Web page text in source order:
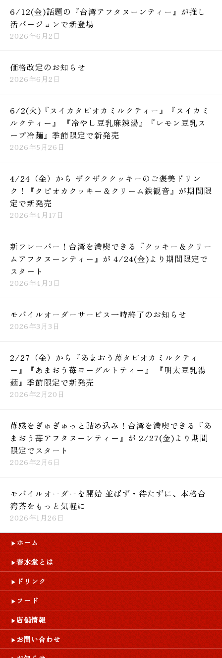
6/12(金)話題の『台湾アフタヌーンティー』が推し
活バージョンで新登場
2026年6月2日
価格改定のお知らせ
2026年6月2日
6/2(火)『スイカタピオカミルクティー』『スイカミ
ルクティー』 『冷やし豆乳麻辣湯』『レモン豆乳ス
ープ冷麺』季節限定で新発売
2026年5月26日
4/24（金）から ザクザククッキーのご褒美ドリン
ク！『タピオカクッキー＆クリーム鉄観音』が期間限
定で新発売
2026年4月17日
新フレーバー！台湾を満喫できる『クッキー＆クリー
ムアフタヌーンティー』が 4/24(金)より期間限定で
スタート
2026年4月3日
モバイルオーダーサービス一時終了のお知らせ
2026年3月3日
2/27（金）から『あまおう苺タピオカミルクティ
ー』『あまおう苺ヨーグルトティー』 『明太豆乳湯
麺』季節限定で新発売
2026年2月20日
苺感をぎゅぎゅっと詰め込み！台湾を満喫できる『あ
まおう苺アフタヌーンティー』が 2/27(金)より期間
限定でスタート
2026年2月6日
モバイルオーダーを開始 並ばず・待たずに、本格台
湾茶をもっと気軽に
2026年1月26日
ホーム
春水堂とは
ドリンク
フード
店舗情報
お問い合わせ